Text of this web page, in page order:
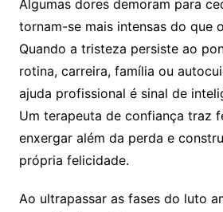
Algumas dores demoram para
tornam-se mais intensas do que
Quando a tristeza persiste ao
rotina, carreira, família ou
ajuda profissional é sinal de
Um terapeuta de confiança traz
enxergar além da perda e
própria felicidade.
Ao ultrapassar as fases do luto